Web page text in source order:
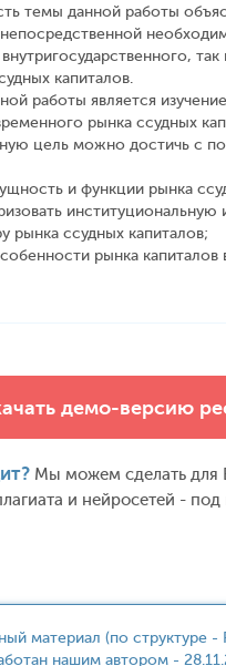
темы данной работы
внутригосударственного,
капиталов.
работы является
рынка ссудных
цель можно достичь с
и функции рынка
институциональную
рынка ссудных капиталов;
рынка капиталов
демо-версию
Мы можем сделать для
и нейросетей - под
материал (по структуре -
нашим автором -